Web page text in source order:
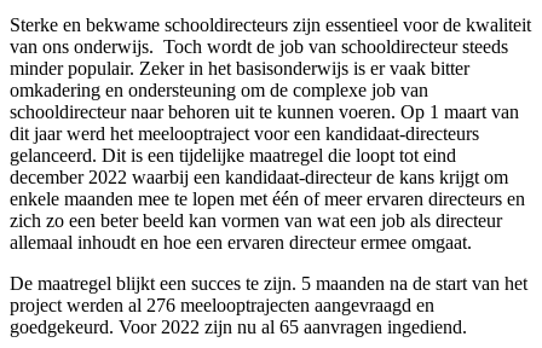
Sterke en bekwame schooldirecteurs zijn essentieel voor de kwaliteit
van ons onderwijs. Toch wordt de job van schooldirecteur steeds
minder populair. Zeker in het basisonderwijs is er vaak bitter
omkadering en ondersteuning om de complexe job van
schooldirecteur naar behoren uit te kunnen voeren. Op 1 maart van
dit jaar werd het meelooptraject voor een kandidaat-directeurs
gelanceerd. Dit is een tijdelijke maatregel die loopt tot eind
december 2022 waarbij een kandidaat-directeur de kans krijgt om
enkele maanden mee te lopen met één of meer ervaren directeurs en
zich zo een beter beeld kan vormen van wat een job als directeur
allemaal inhoudt en hoe een ervaren directeur ermee omgaat.
De maatregel blijkt een succes te zijn. 5 maanden na de start van het
project werden al 276 meelooptrajecten aangevraagd en
goedgekeurd. Voor 2022 zijn nu al 65 aanvragen ingediend.